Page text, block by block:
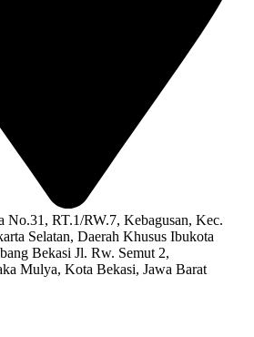
No.31, RT.1/RW.7, Kebagusan, Kec.
Selatan, Daerah Khusus Ibukota
Bekasi Jl. Rw. Semut 2,
Mulya, Kota Bekasi, Jawa Barat